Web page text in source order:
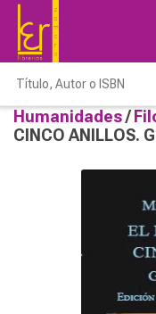
Humanidades/
CINCO ANILLOS.